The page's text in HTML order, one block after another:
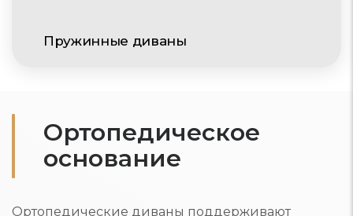
Пружинные диваны
Ортопедическое
основание
Ортопедические диваны поддерживают